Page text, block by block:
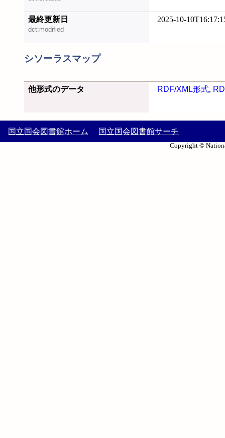
最終更新日
dct:modified
2025-10-
シソーラスマップ
他形式のデータ RDF/XML形式,
国立国会図書館ホーム 国立国会図書館サーチ
Copyright ©